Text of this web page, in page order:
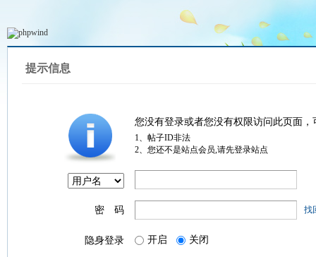
提示信息
您没有登录或者您没有权限访问此页面
1、帖子ID非法
2、您还不是站点会员,请先登录站点
密 码 找
隐身登录 开启 关闭